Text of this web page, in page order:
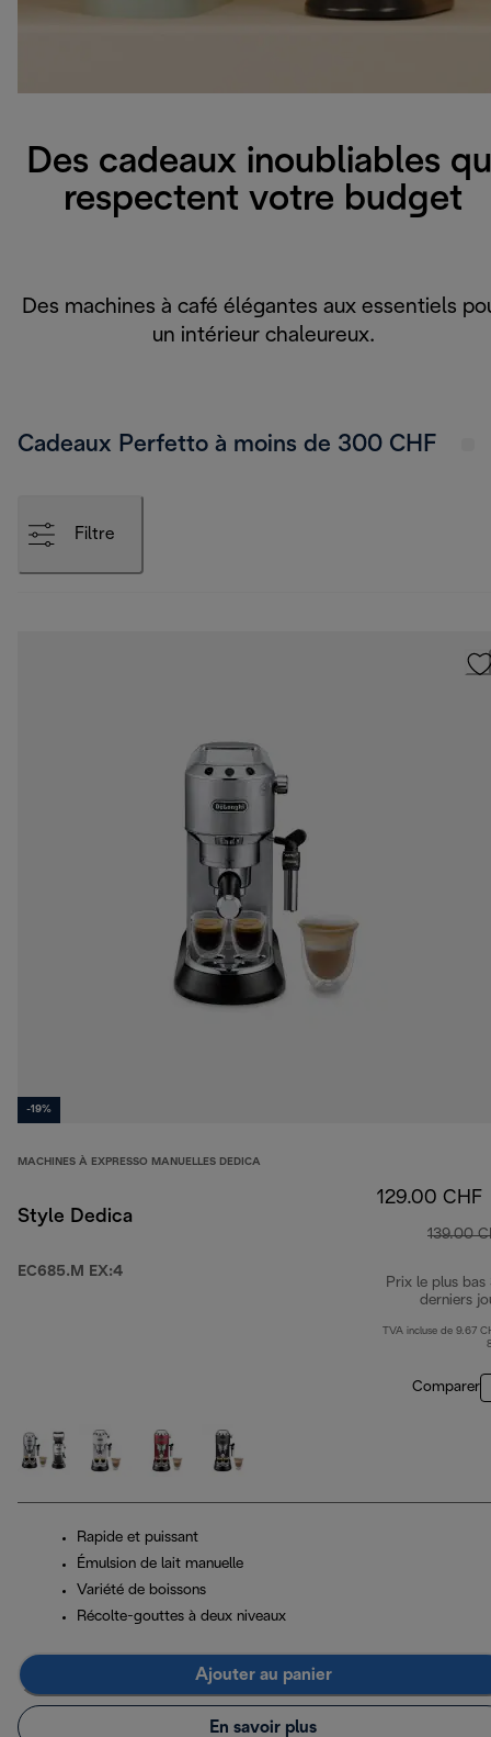
Des cadeaux inoubliables
respectent votre budget
Des machines à café élégantes aux essentiels
un intérieur chaleureux.
Cadeaux Perfetto à moins de 300 CHF
Filtre
-19%
MACHINES À EXPRESSO MANUELLES DEDICA
Style Dedica
EC685.M EX:4
129.00 CHF
139.00
Prix le plus bas
derniers
TVA incluse de 9.67
Comparer
Rapide et puissant
Émulsion de lait manuelle
Variété de boissons
Récolte-gouttes à deux niveaux
Ajouter au panier
En savoir plus